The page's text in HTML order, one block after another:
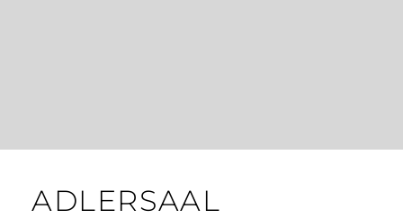
ADLERSAAL